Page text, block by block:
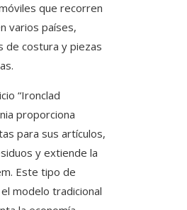
que recorren
varios países,
de costura y piezas
“Ironclad
proporciona
para sus artículos,
y extiende la
Este tipo de
modelo tradicional